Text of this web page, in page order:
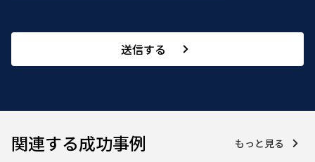
送信する
関連する成功事例 もっと見る